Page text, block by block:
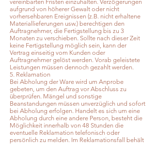
vereinbarten Fristen einzuhalten. Verzögerungen
aufgrund von höherer Gewalt oder nicht
vorhersehbaren Ereignissen (z.B. nicht erhaltene
Materiallieferungen usw.) berechtigen den
Auftragnehmer, die Fertigstellung bis zu 3
Monaten zu verschieben. Sollte nach dieser Zeit
keine Fertigstellung möglich sein, kann der
Vertrag einseitig vom Kunden oder
Auftragnehmer gelöst werden. Vorab geleistete
Leistungen müssen dennoch gezahlt werden.
5. Reklamation
Bei Abholung der Ware wird um Anprobe
gebeten, um den Auftrag vor Abschluss zu
überprüfen. Mängel und sonstige
Beanstandungen müssen unverzüglich und sofort
bei Abholung erfolgen. Handelt es sich um eine
Abholung durch eine andere Person, besteht die
Möglichkeit innerhalb von 48 Stunden die
eventuelle Reklamation telefonisch oder
persönlich zu melden. Im Reklamationsfall behält